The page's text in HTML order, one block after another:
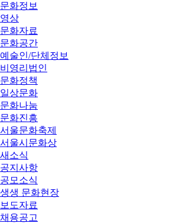
문화정보
영상
문화자료
문화공간
예술인/단체정보
비영리법인
문화정책
일상문화
문화나눔
문화진흥
서울문화축제
서울시문화상
새소식
공지사항
공모소식
생생 문화현장
보도자료
채용공고